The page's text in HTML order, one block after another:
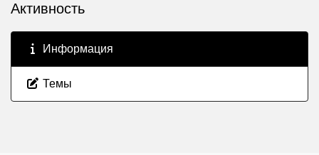
Активность
Информация
Темы